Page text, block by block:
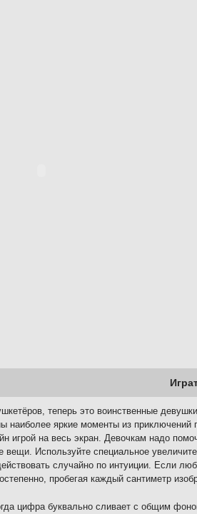
теперь это воинственные
наиболее яркие моменты из приключений
игрой на весь экран. Девочкам надо
Используйте специальное
случайно по интуиции. Если
пробегая каждый сантиметр
цифра буквально сливает с общим